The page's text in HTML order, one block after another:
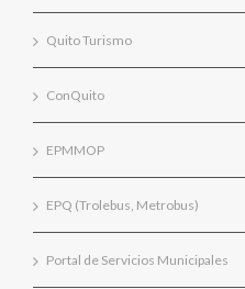
Quito Turismo
ConQuito
EPMMOP
EPQ (Trolebus, Metrobus)
Portal de Servicios Municipales